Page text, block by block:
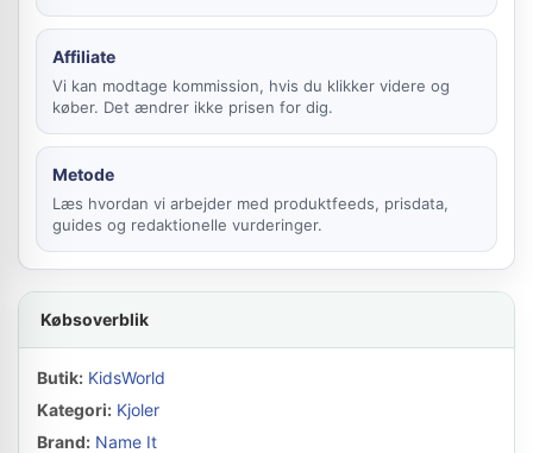
Affiliate
Vi kan modtage kommission, hvis du klikker videre og
køber. Det ændrer ikke prisen for dig.
Metode
Læs hvordan vi arbejder med produktfeeds, prisdata,
guides og redaktionelle vurderinger.
Købsoverblik
Butik: KidsWorld
Kategori: Kjoler
Brand: Name It